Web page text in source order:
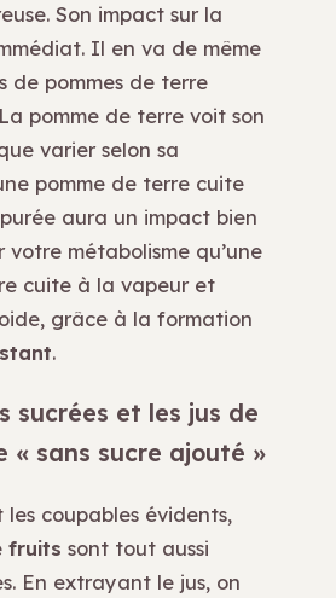
Son impact sur la
Il en va de même
de pommes de terre
pomme de terre voit son
varier selon sa
pomme de terre cuite
aura un impact bien
votre métabolisme qu’une
cuite à la vapeur et
grâce à la formation
.
sucrées et les jus de
« sans sucre ajouté »
les coupables évidents,
fruits sont tout aussi
En extrayant le jus, on